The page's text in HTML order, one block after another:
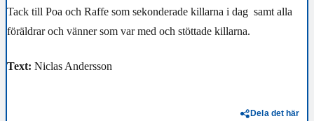
Tack till Poa och Raffe som sekonderade killarna i dag samt alla
föräldrar och vänner som var med och stöttade killarna.
Text: Niclas Andersson
Dela det här